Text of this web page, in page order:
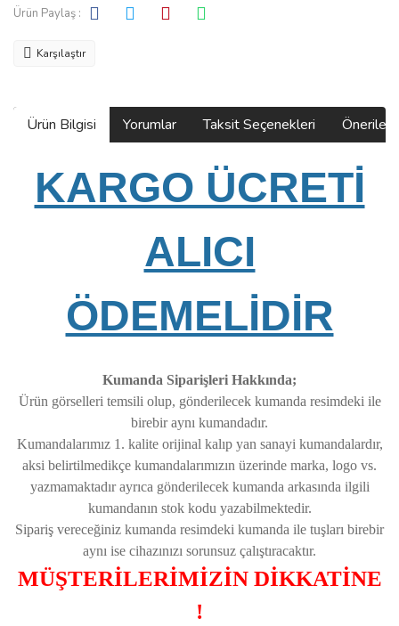
Ürün Paylaş :
Karşılaştır
Ürün Bilgisi Yorumlar Taksit Seçenekleri
KARGO ÜCRETİ
ALICI
ÖDEMELİDİR
Kumanda Siparişleri Hakkında;
Ürün görselleri temsili olup, gönderilecek kumanda resimdeki ile
birebir aynı kumandadır.
Kumandalarımız 1. kalite orijinal kalıp yan sanayi kumandalardır,
aksi belirtilmedikçe kumandalarımızın üzerinde marka, logo vs.
yazmamaktadır ayrıca gönderilecek kumanda arkasında ilgili
kumandanın stok kodu yazabilmektedir.
Sipariş vereceğiniz kumanda resimdeki kumanda ile tuşları birebir
aynı ise cihazınızı sorunsuz çalıştıracaktır.
MÜŞTERİLERİMİZİN DİKKATİNE
!